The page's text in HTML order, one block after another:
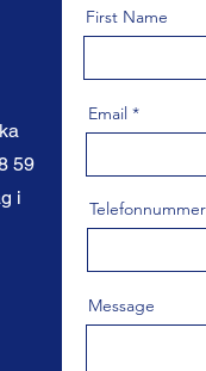
59
i
First Name
Email
Telefonnummer
Message